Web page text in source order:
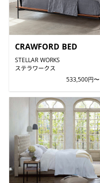
CRAWFORD BED
STELLAR WORKS
ステラワークス
533,500円〜